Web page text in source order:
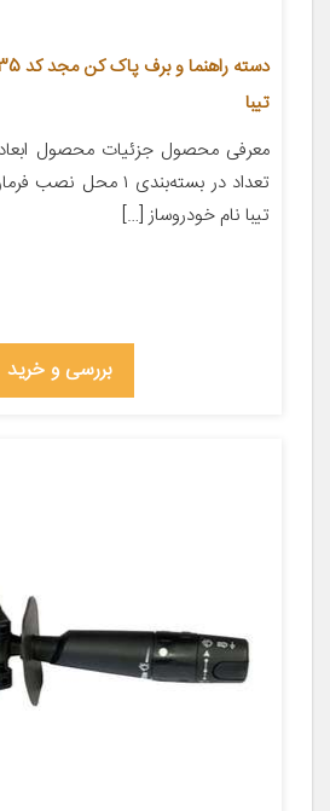
تیبا
تعداد در بسته‌بندی ۱
تیبا نام خودروساز […]
بررسی و خرید